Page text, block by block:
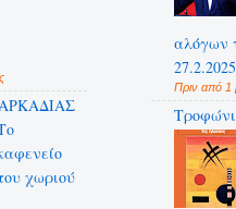
χωριού
αλόγων
27.2.2025
Πριν από 1